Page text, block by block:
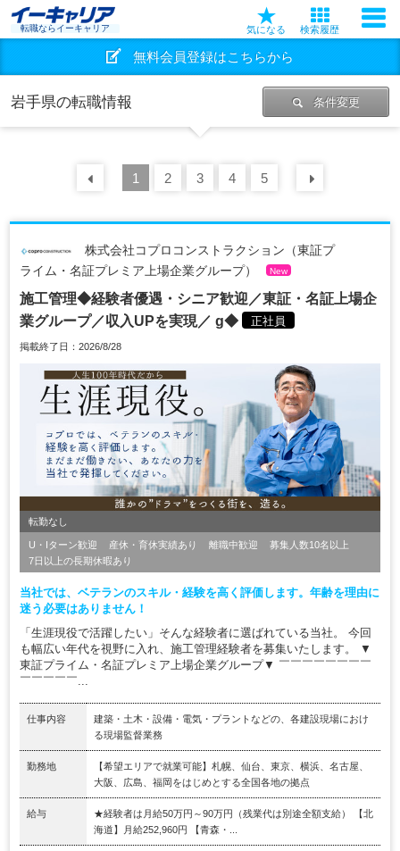
転職ならイーキャリア 気になる 検索履歴
無料会員登録はこちらから
岩手県の転職情報 条件変更
前の 30
1 2 3 4 5
株式会社コプロコンストラクション（東証プ
ライム・名証プレミア上場企業グループ）
New
施工管理◆経験者優遇・シニア歓迎／東証・名証上場企
業グループ／収入UPを実現／ g◆
正社員
掲載終了日：2026/8/28
転勤なし
U・Iターン歓迎 産休・育休実績あり 離職中歓迎
募集人数10名以上
7日以上の長期休暇あり
当社では、ベテランのスキル・経験を高く評価します。年齢を理由に
迷う必要はありません！
「生涯現役で活躍したい」そんな経験者に選ばれている当社。 今回
も幅広い年代を視野に入れ、施工管理経験者を募集いたします。 ▼
東証プライム・名証プレミア上場企業グループ▼ ￣￣￣￣￣￣￣￣
￣￣￣￣￣...
仕事内容
建築・土木・設備・電気・プラントなどの、各建設現場におけ
る現場監督業務
勤務地
【希望エリアで就業可能】札幌、仙台、東京、横浜、名古屋、
大阪、広島、福岡をはじめとする全国各地の拠点
給与
★経験者は月給50万円～90万円（残業代は別途全額支給） 【北
海道】月給252,960円 【青森・...